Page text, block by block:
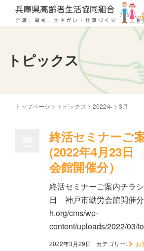
トピックス
トップページ > トピックス > 2022年 > 3月
終活セミナーご
(2022年4月23日
会館開催分）
終活セミナーご案内チラ
日 神戸市勤労会館開催
h.org/cms/wp-
content/uploads/2022/03/
2022年3月29日 カテゴリー: お